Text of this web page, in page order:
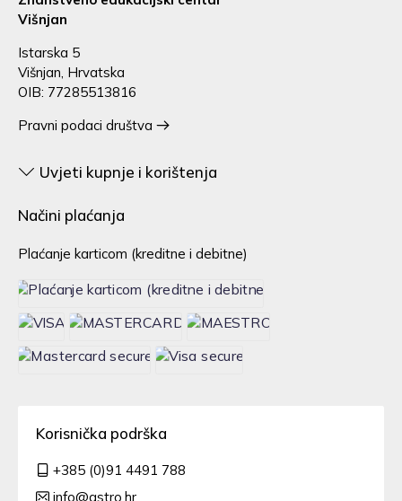
Višnjan
Istarska 5
Višnjan, Hrvatska
OIB: 77285513816
Pravni podaci društva
Uvjeti kupnje i korištenja
Načini plaćanja
Plaćanje karticom (kreditne i debitne)
Korisnička podrška
+385 (0)91 4491 788
info@astro.hr